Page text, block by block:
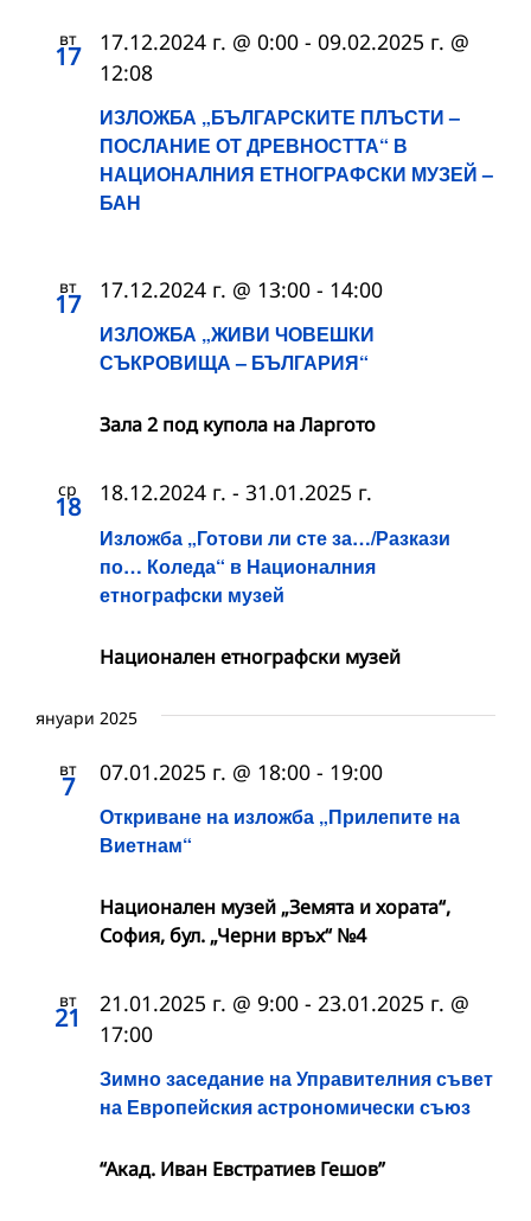
вт
17
ИЗЛОЖБА „БЪЛГАРСКИТЕ ПЛЪСТИ –
ПОСЛАНИЕ ОТ ДРЕВНОСТТА“ В
НАЦИОНАЛНИЯ ЕТНОГРАФСКИ МУЗЕЙ –
БАН
17.12.2024 г. @ 0:00 - 09.02.2025 г. @
12:08
вт
17
ИЗЛОЖБА „ЖИВИ ЧОВЕШКИ
СЪКРОВИЩА – БЪЛГАРИЯ“
17.12.2024 г. @ 13:00 - 14:00
Зала 2 под купола на Ларгото
ср
18
Изложба „Готови ли сте за…/Разкази
по… Коледа“ в Националния
етнографски музей
18.12.2024 г. - 31.01.2025 г.
Национален етнографски музей
януари 2025
вт
7
Откриване на изложба „Прилепите на
Виетнам“
07.01.2025 г. @ 18:00 - 19:00
Национален музей „Земята и хората“,
София, бул. „Черни връх“ №4
вт
21
Зимно заседание на Управителния съвет
на Европейския астрономически съюз
21.01.2025 г. @ 9:00 - 23.01.2025 г. @
17:00
“Акад. Иван Евстратиев Гешов”